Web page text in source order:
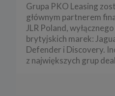
Grupa PKO Leasing
głównym partnerem
JLR Poland,
brytyjskich marek:
Defender i Discovery.
z największych grup